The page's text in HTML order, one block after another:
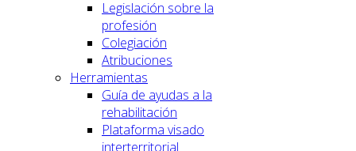
Legislación sobre la
profesión
Colegiación
Atribuciones
Herramientas
Guía de ayudas a la
rehabilitación
Plataforma visado
interterritorial